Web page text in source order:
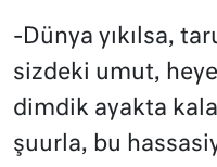
-Dünya yıkılsa,
sizdeki umut,
dimdik ayakta
şuurla, bu